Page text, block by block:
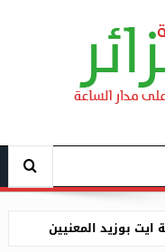
بوزيد المعنيين
الزنك والرصاص